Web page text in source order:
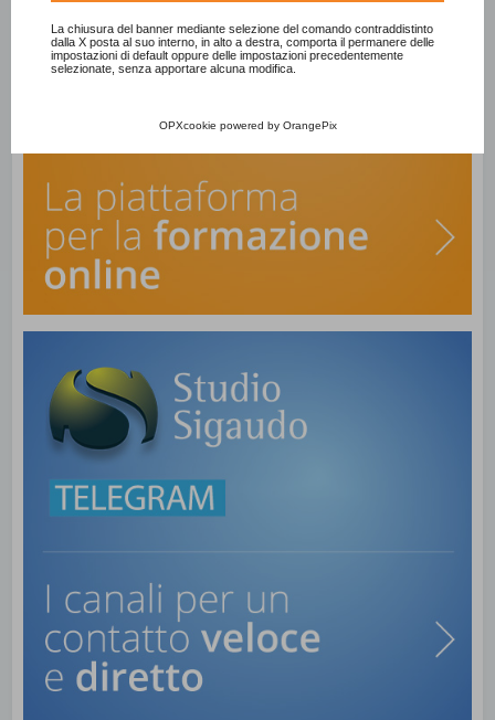
Consulta l'informativa cookie completa.
La chiusura del banner mediante selezione del comando contraddistinto
dalla X posta al suo interno, in alto a destra, comporta il permanere delle
impostazioni di default oppure delle impostazioni precedentemente
selezionate, senza apportare alcuna modifica.
OPXcookie powered by OrangePix